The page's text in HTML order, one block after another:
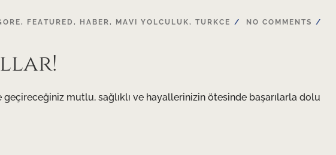
, FEATURED , HABER, MAVI YOLCULUK, TURKCE
NO COMMENTS
mutlu, sağlıklı ve hayallerinizin ötesinde başarılarla dolu